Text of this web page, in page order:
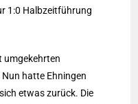
1:0 Halbzeitführung
umgekehrten
hatte Ehningen
etwas zurück. Die